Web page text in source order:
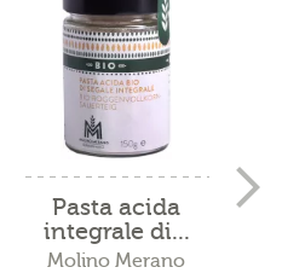
Pasta acida
integrale di...
Molino Merano